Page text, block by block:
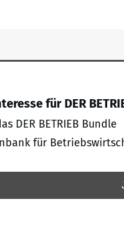
für DER
DER BETRIEB Bundle
für